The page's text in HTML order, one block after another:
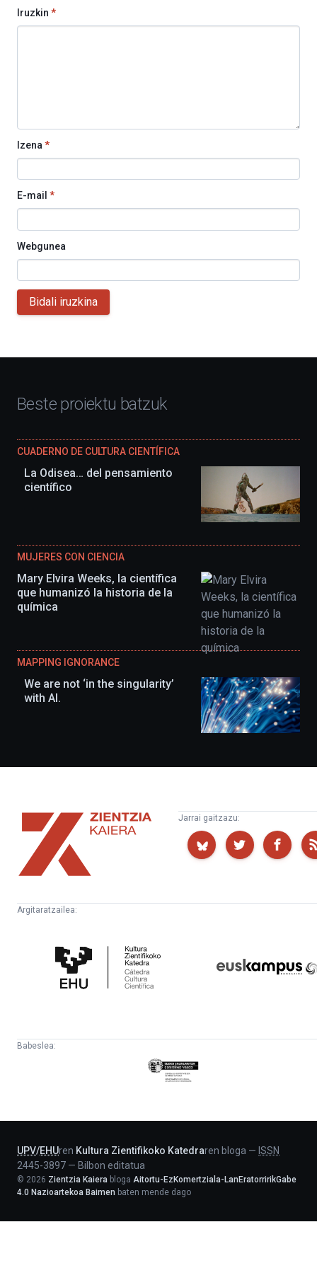
Iruzkin *
Izena *
E-mail *
Webgunea
Bidali iruzkina
Beste proiektu batzuk
CUADERNO DE CULTURA CIENTÍFICA
La Odisea… del pensamiento
científico
MUJERES CON CIENCIA
Mary Elvira Weeks, la científica
que humanizó la historia de la
química
MAPPING IGNORANCE
We are not ‘in the singularity’
with AI.
Zientzia
Kaiera
Jarrai gaitzazu:
Argitaratzailea:
Zientifikoko
Katedra
Babeslea:
Eusko
Jaurlaritza
UPV/EHUren Kultura Zientifikoko Katedraren bloga — ISSN
2445-3897 — Bilbon editatua
© 2026 Zientzia Kaiera bloga Aitortu-EzKomertziala-LanEratorririkGabe
4.0 Nazioartekoa Baimen baten mende dago